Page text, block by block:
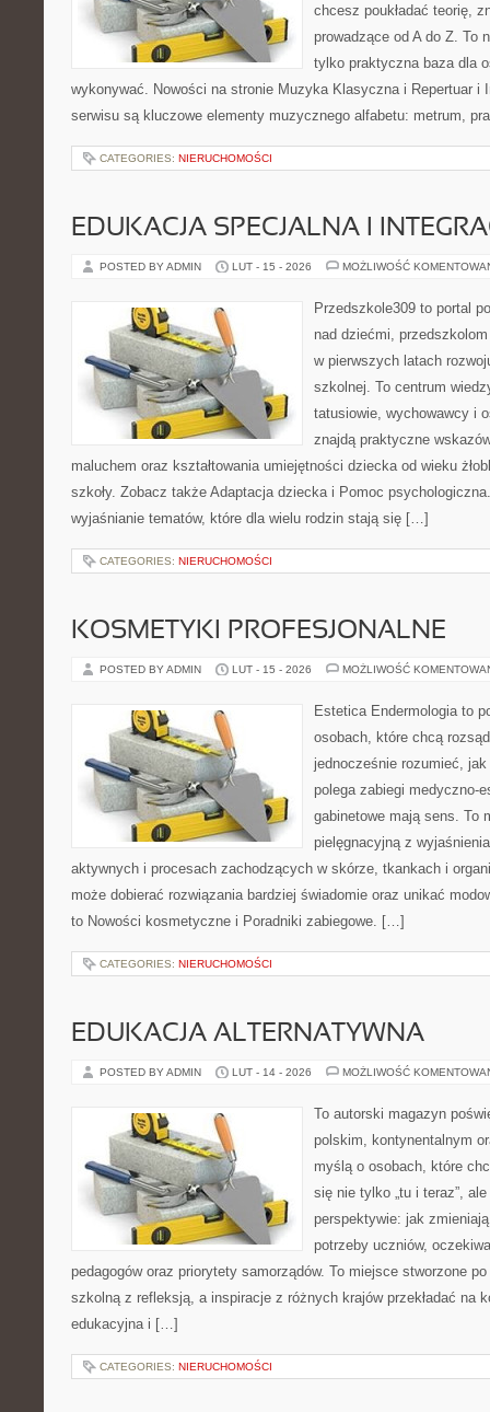
chcesz poukładać teorię,
prowadzące od A do Z. To
tylko praktyczna baza dla
wykonywać. Nowości na stronie Muzyka Klasyczna i Repertuar i
serwisu są kluczowe elementy muzycznego alfabetu: metrum,
CATEGORIES: NIERUCHOMOŚCI
EDUKACJA SPECJALNA I
POSTED BY ADMIN LUT - 15 - 2026 MOŻLIWOŚĆ
Przedszkole309 to portal
nad dziećmi,
w pierwszych latach
szkolnej. To centrum
tatusiowie, wychowawcy i
znajdą praktyczne
maluchem oraz kształtowania umiejętności dziecka od wieku
szkoły. Zobacz także Adaptacja dziecka i Pomoc
wyjaśnianie tematów, które dla wielu rodzin stają się […]
CATEGORIES: NIERUCHOMOŚCI
KOSMETYKI PROFESJONALNE
POSTED BY ADMIN LUT - 15 - 2026 MOŻLIWOŚĆ
Estetica Endermologia to
osobach, które chcą
jednocześnie rozumieć,
polega zabiegi medyczno-
gabinetowe mają sens. To
pielęgnacyjną z
aktywnych i procesach zachodzących w skórze, tkankach i
może dobierać rozwiązania bardziej świadomie oraz unikać
to Nowości kosmetyczne i Poradniki zabiegowe. […]
CATEGORIES: NIERUCHOMOŚCI
EDUKACJA ALTERNATYWNA
POSTED BY ADMIN LUT - 14 - 2026 MOŻLIWOŚĆ
To autorski magazyn
polskim, kontynentalnym
myślą o osobach, które
się nie tylko „tu i teraz”,
perspektywie: jak
potrzeby uczniów,
pedagogów oraz priorytety samorządów. To miejsce stworzone
szkolną z refleksją, a inspiracje z różnych krajów przekładać na
edukacyjna i […]
CATEGORIES: NIERUCHOMOŚCI